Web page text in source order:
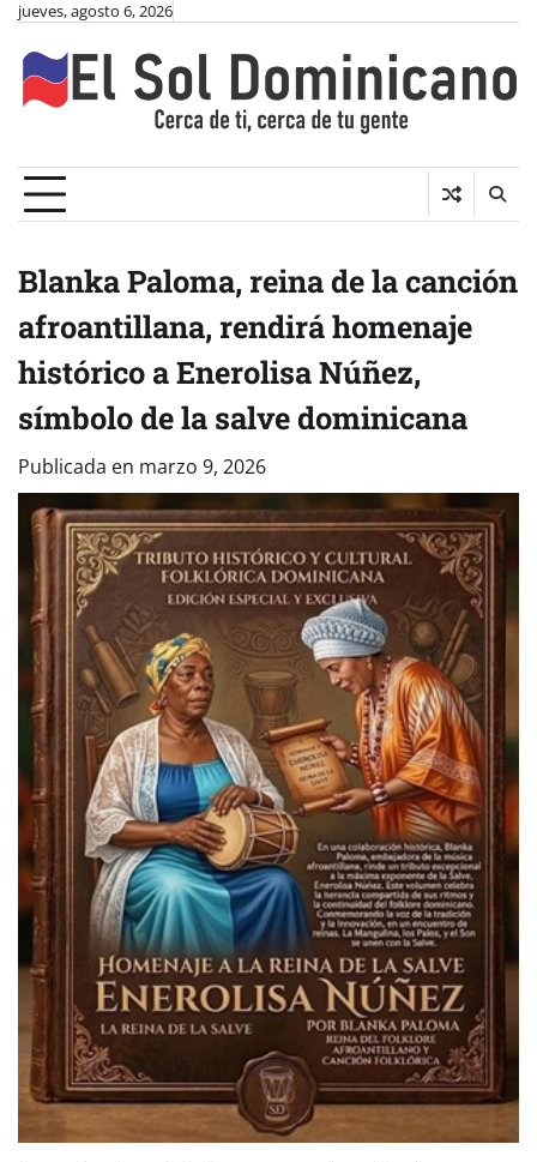
Skip
content
jueves, agosto 6, 2026
Blanka Paloma, reina de la canción
afroantillana, rendirá homenaje
histórico a Enerolisa Núñez,
símbolo de la salve dominicana
Publicada en marzo 9, 2026